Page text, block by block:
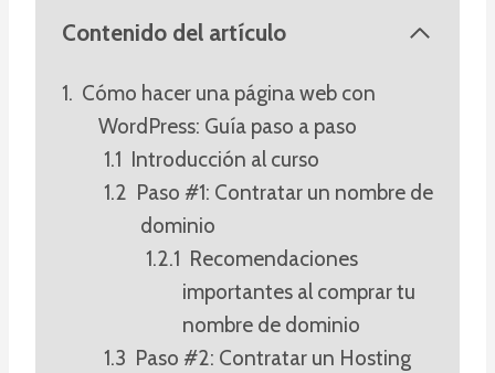
Contenido del artículo
Cómo hacer una página web con
WordPress: Guía paso a paso
Introducción al curso
Paso #1: Contratar un nombre de
dominio
Recomendaciones
importantes al comprar tu
nombre de dominio
Paso #2: Contratar un Hosting